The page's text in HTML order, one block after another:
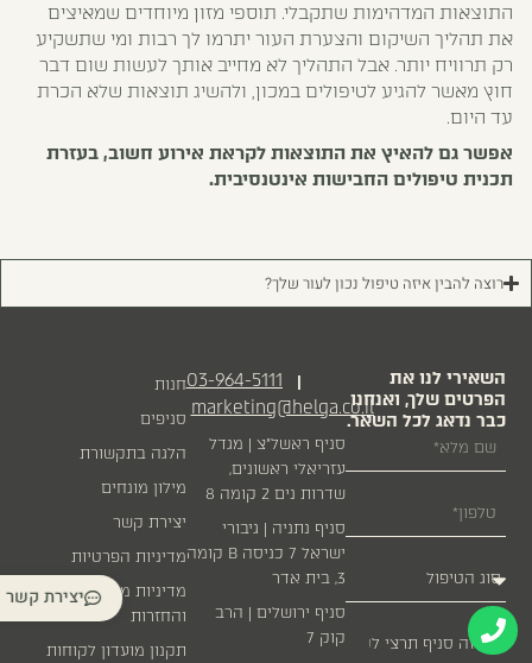
התוצאות המדהימות שתקבלי. תוספי מזון מיוחדים שמאיצים
את תהליך השיקום והצערת העור יתרמו לך רבות ומי שתשקיע
רק תרוויח יותר. אבל התהליך לא מחייב אותך לעשות שום דבר
חוץ מאשר להגיע לטיפולים במכון, ולהשיג תוצאות שלא הכרת
עד היום.
אפשר גם להאיץ את התוצאות לקראת אירוע חשוב, בעזרת
תכנית טיפולים החבישות אינטנסיבית.
רוצה להבין איזה טיפול נכון לעור שלך?
03-964-5111 |
marketing@helga.co.il
סניף ראשל״צ | מגדל
עזריאלי ראשונים,
שדרות נים 2 קומה 8
סניף נתניה | גיבורי
ישראל 7 כניסה B קומה
3, בית אדר
סניף ירושלים | הרב
קוק 7
חנות
סניפים
הלגה בתקשורת
מילון מונחים
יצירת קשר
מדיניות הפרטיות
מדיניות משלוחים
והחזרות
תקנון מועדון לקוחות
השאירי לנו את
הפרטים שלך, ואנחנו
כבר נדאג לכל השאר.
יצירת קשר